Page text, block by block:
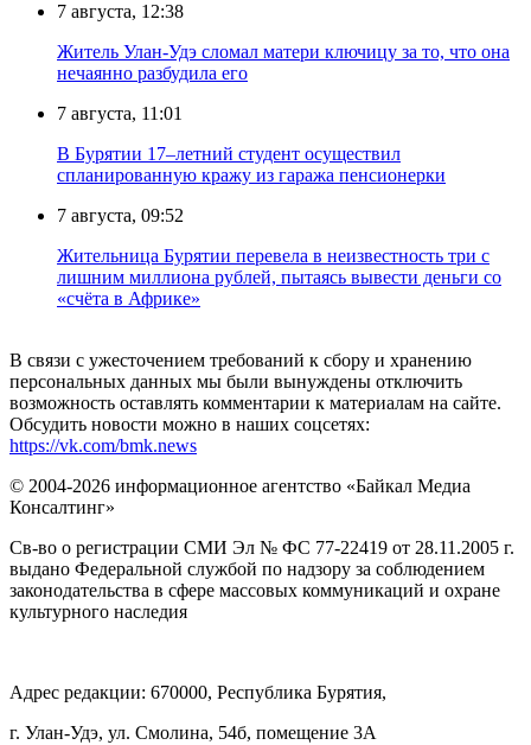
7 августа, 12:38
Житель Улан-Удэ сломал матери ключицу за то, что она
нечаянно разбудила его
7 августа, 11:01
В Бурятии 17–летний студент осуществил
спланированную кражу из гаража пенсионерки
7 августа, 09:52
Жительница Бурятии перевела в неизвестность три с
лишним миллиона рублей, пытаясь вывести деньги со
«счёта в Африке»
В связи с ужесточением требований к сбору и хранению
персональных данных мы были вынуждены отключить
возможность оставлять комментарии к материалам на сайте.
Обсудить новости можно в наших соцсетях:
https://vk.com/bmk.news
© 2004-2026 информационное агентство «Байкал Медиа
Консалтинг»
Св-во о регистрации СМИ Эл № ФС 77-22419 от 28.11.2005 г.
выдано Федеральной службой по надзору за соблюдением
законодательства в сфере массовых коммуникаций и охране
культурного наследия
Адрес редакции: 670000, Республика Бурятия,
г. Улан-Удэ, ул. Смолина, 54б, помещение 3А